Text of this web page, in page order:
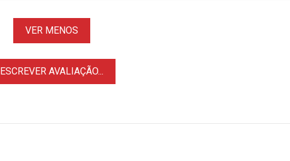
VER MENOS
ESCREVER AVALIAÇÃO...